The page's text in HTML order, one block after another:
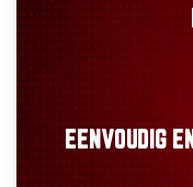
EENVOUDIGEN